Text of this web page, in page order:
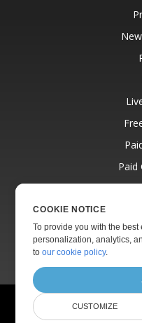
Paid
© Aspose Pty Ltd
COOKIE NOTICE
To provide you with the
personalization, analytics,
toour cookie policy.
CUSTOMIZE